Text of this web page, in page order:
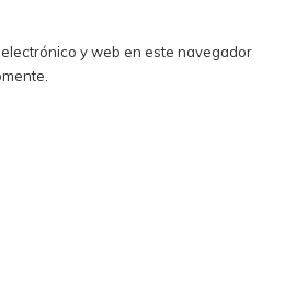
y web en este navegador